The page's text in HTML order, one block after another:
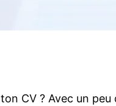
CV ? Avec un